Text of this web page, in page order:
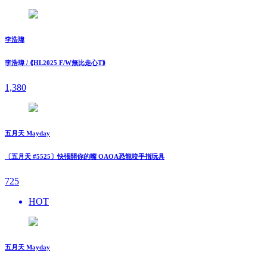
李浩瑋
李浩瑋 / ⟪HL2025 F/W無比走⼼T⟫
1,380
五月天 Mayday
〔五月天 #5525〕快張開你的嘴 OAOA恐龍咬手指玩具
725
HOT
五月天 Mayday